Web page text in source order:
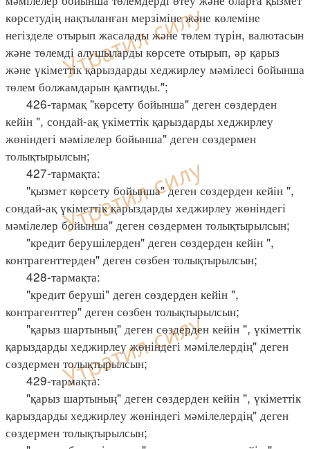
көрсетудің нақтыланған мерзіміне және көлеміне
негізделе отырып жасалады және төлем түрін, валютасын
және төлемді алушыларды көрсете отырып, әр қарыз
және үкіметтік қарыздарды хеджирлеу мәмілесі бойынша
төлем болжамдарын қамтиды.";
426-тармақ "көрсету бойынша" деген сөздерден
кейін ", сондай-ақ үкіметтік қарыздарды хеджирлеу
жөніндегі мәмілелер бойынша" деген сөздермен
толықтырылсын;
427-тармақта:
"қызмет көрсету бойынша" деген сөздерден кейін ",
сондай-ақ үкіметтік қарыздарды хеджирлеу жөніндегі
мәмілелер бойынша" деген сөздермен толықтырылсын;
"кредит берушілерден" деген сөздерден кейін ",
контрагенттерден" деген сөзбен толықтырылсын;
428-тармақта:
"кредит беруші" деген сөздерден кейін ",
контрагенттер" деген сөзбен толықтырылсын;
"қарыз шартының" деген сөздерден кейін ", үкіметтік
қарыздарды хеджирлеу жөніндегі мәмілелердің" деген
сөздермен толықтырылсын;
429-тармақта:
"қарыз шартының" деген сөздерден кейін ", үкіметтік
қарыздарды хеджирлеу жөніндегі мәмілелердің" деген
сөздермен толықтырылсын;